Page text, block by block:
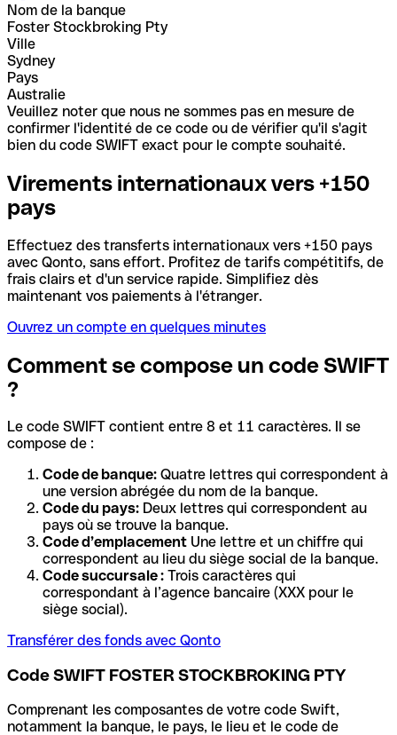
Nom de la banque
Foster Stockbroking Pty
Ville
Sydney
Pays
Australie
Veuillez noter que nous ne sommes pas en mesure de
confirmer l'identité de ce code ou de vérifier qu'il s'agit
bien du code SWIFT exact pour le compte souhaité.
Virements internationaux vers +150
pays
Effectuez des transferts internationaux vers +150 pays
avec Qonto, sans effort. Profitez de tarifs compétitifs, de
frais clairs et d'un service rapide. Simplifiez dès
maintenant vos paiements à l'étranger.
Ouvrez un compte en quelques minutes
Comment se compose un code SWIFT
?
Le code SWIFT contient entre 8 et 11 caractères. Il se
compose de :
Code de banque: Quatre lettres qui correspondent à
une version abrégée du nom de la banque.
Code du pays: Deux lettres qui correspondent au
pays où se trouve la banque.
Code d’emplacement Une lettre et un chiffre qui
correspondent au lieu du siège social de la banque.
Code succursale : Trois caractères qui
correspondant à l’agence bancaire (XXX pour le
siège social).
Transférer des fonds avec Qonto
Code SWIFT FOSTER STOCKBROKING PTY
Comprenant les composantes de votre code Swift,
notamment la banque, le pays, le lieu et le code de